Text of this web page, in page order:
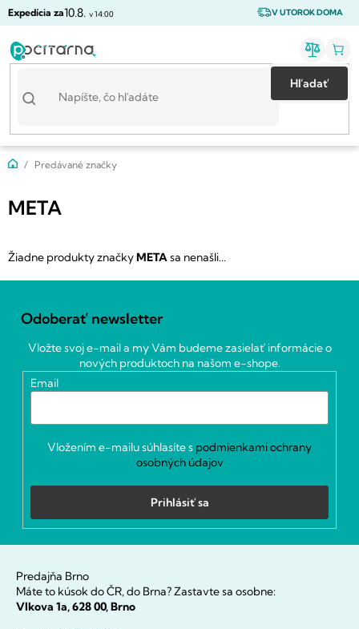
Prejsť
V UTOROK DOMA
Expedícia za10.8. v 14:00
Hľadať
DomovPredávané značky
META
Žiadne produkty značkyMETAsa nenašli...
Odoberať newsletter
Vložte svoj e-mail a my Vám budeme zasielať informácie o
nových produktoch na našom e-shope.
Email
Vložením e-mailu súhlasíte s podmienkami ochrany
osobných údajov
Prihlásiť sa
Predajňa Brno
Máte to kúsok do ČR, do Brna? Zastavte sa osobne:
Vlkova 1a, 628 00, Brno